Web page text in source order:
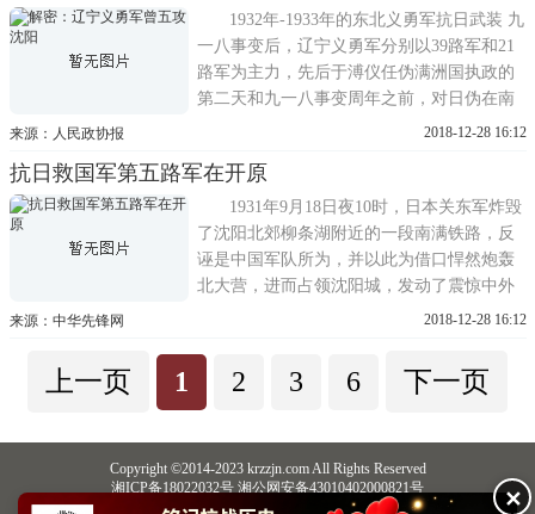
1930年8月，刚刚从东北陆军讲武堂走出来的
萧军，被
1932年-1933年的东北义勇军抗日武装 九
一八事变后，辽宁义勇军分别以39路军和21
路军为主力，先后于溥仪任伪满洲国执政的
第二天和九一八事变周年之前，对日伪在南
满的统治中心———沈阳发起了5次进攻。
会号召东北人民奋起反抗，还指示派往东北
各地的政工、军事人员要立即行动起来发动
和联络各路义勇军主动
来源：人民政协报 2018-12-28 16:12
抗日救国军第五路军在开原
1931年9月18日夜10时，日本关东军炸毁
了沈阳北郊柳条湖附近的一段南满铁路，反
诬是中国军队所为，并以此为借口悍然炮轰
北大营，进而占领沈阳城，发动了震惊中外
的九·一八事变。而蒋介石却电令张学良：不
北三省。值此山河破碎、国难当头、民族危
亡的紧急时刻，英勇的东北三千万同胞却不
来源：中华先锋网 2018-12-28 16:12
上一页 1 2 3 6 下一页
Copyright ©2014-2023 krzzjn.com All Rights Reserved
湘ICP备18022032号 湘公网安备43010402000821号
中央网信办违法和不良信息举报中心
长沙市互联网违法和不良信息举报中心✕